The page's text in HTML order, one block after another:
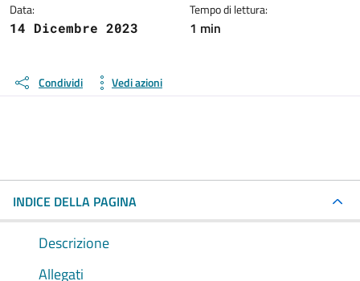
Data:
14 Dicembre 2023
Tempo di lettura:
1 min
Condividi Vedi azioni
INDICE DELLA PAGINA
Descrizione
Allegati